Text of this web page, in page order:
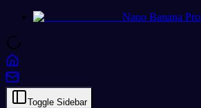
Nano Banana Pro
Toggle Sidebar